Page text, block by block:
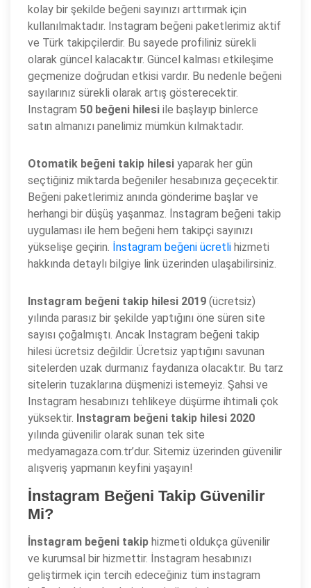
kolay bir şekilde beğeni sayınızı arttırmak için
kullanılmaktadır. Instagram beğeni paketlerimiz aktif
ve Türk takipçilerdir. Bu sayede profiliniz sürekli
olarak güncel kalacaktır. Güncel kalması etkileşime
geçmenize doğrudan etkisi vardır. Bu nedenle beğeni
sayılarınız sürekli olarak artış gösterecektir.
Instagram 50 beğeni hilesi ile başlayıp binlerce
satın almanızı panelimiz mümkün kılmaktadır.
Otomatik beğeni takip hilesi yaparak her gün
seçtiğiniz miktarda beğeniler hesabınıza geçecektir.
Beğeni paketlerimiz anında gönderime başlar ve
herhangi bir düşüş yaşanmaz. İnstagram beğeni takip
uygulaması ile hem beğeni hem takipçi sayınızı
yükselişe geçirin. İnstagram beğeni ücretli hizmeti
hakkında detaylı bilgiye link üzerinden ulaşabilirsiniz.
Instagram beğeni takip hilesi 2019 (ücretsiz)
yılında parasız bir şekilde yaptığını öne süren site
sayısı çoğalmıştı. Ancak Instagram beğeni takip
hilesi ücretsiz değildir. Ücretsiz yaptığını savunan
sitelerden uzak durmanız faydanıza olacaktır. Bu tarz
sitelerin tuzaklarına düşmenizi istemeyiz. Şahsi ve
Instagram hesabınızı tehlikeye düşürme ihtimali çok
yüksektir. Instagram beğeni takip hilesi 2020
yılında güvenilir olarak sunan tek site
medyamagaza.com.tr’dur. Sitemiz üzerinden güvenilir
alışveriş yapmanın keyfini yaşayın!
İnstagram Beğeni Takip Güvenilir
Mi?
İnstagram beğeni takip hizmeti oldukça güvenilir
ve kurumsal bir hizmettir. İnstagram hesabınızı
geliştirmek için tercih edeceğiniz tüm instagram